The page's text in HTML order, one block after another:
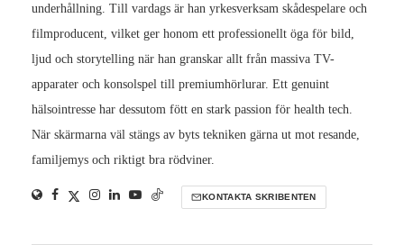
underhållning. Till vardags är han yrkesverksam skådespelare och
filmproducent, vilket ger honom ett professionellt öga för bild,
ljud och storytelling när han granskar allt från massiva TV-
apparater och konsolspel till premiumhörlurar. Ett genuint
hälsointresse har dessutom fött en stark passion för health tech.
När skärmarna väl stängs av byts tekniken gärna ut mot resande,
familjemys och riktigt bra rödviner.
KONTAKTA SKRIBENTEN